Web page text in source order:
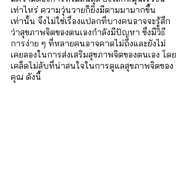
เท่าไหร่ ความวุ่นวายก็ยิ่งมีตามมามากขึ้น
เท่านั้น จึงไม่ใช่เรื่องแปลกที่บางคนอาจจะรู้สึก
ว่าสุขภาพจิตของตนเองกำลังมีปัญหา ซึ่งมีวิธี
การง่าย ๆ ที่หลายคนอาจคาดไม่ถึงและยังไม่
เคยลองในการส่งเสริมสุขภาพจิตของตนเอง โดย
เคล็ดไม่ลับที่น่าสนใจในการดูแลสุขภาพจิตของ
คุณ ดังนี้